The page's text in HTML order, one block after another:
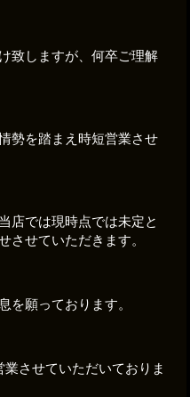
致しますが、何卒ご理解
勢を踏まえ時短営業させ
店では現時点では未定と
させていただきます。
を願っております。
させていただいておりま